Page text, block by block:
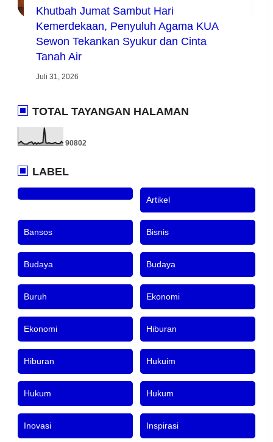
Khutbah Jumat Sambut Hari
Kemerdekaan, Penyuluh Agama KUA
Sewon Tekankan Syukur dan Cinta
Tanah Air
Juli 31, 2026
TOTAL TAYANGAN HALAMAN
90802
LABEL
Artikel
Bansos Bisnis
Budaya Budaya
Buruh Ekonomi
Ekonomi Hiburan
Hiburan Hukuim
Hukum Hukum
Inovasi Inspirasi